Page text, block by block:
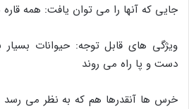
جایی که آنها را می توان یافت: همه قاره
ویژگی های قابل توجه: حیوانات
دست و پا راه می روند
خرس ها آنقدرها هم که به نظر می رسد